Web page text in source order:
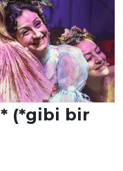
* (*gibi bir